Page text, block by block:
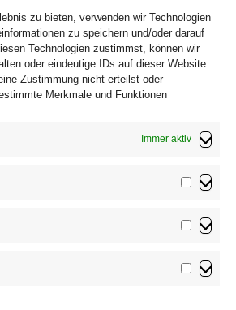
zu bieten, verwenden wir Technologien
zu speichern und/oder darauf
Technologien zustimmst, können wir
oder eindeutige IDs auf dieser Website
Zustimmung nicht erteilst oder
Merkmale und Funktionen
Immer aktiv
kannst.